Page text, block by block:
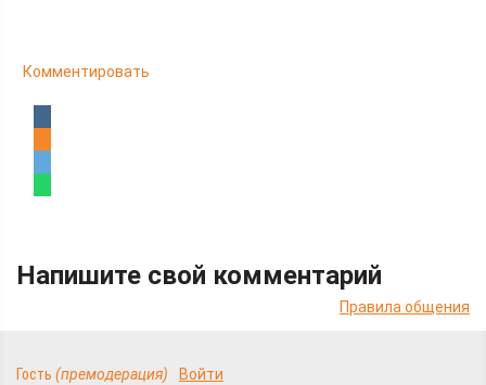
Комментировать
Напишите свой комментарий
Правила общения
Гость (премодерация) Войти